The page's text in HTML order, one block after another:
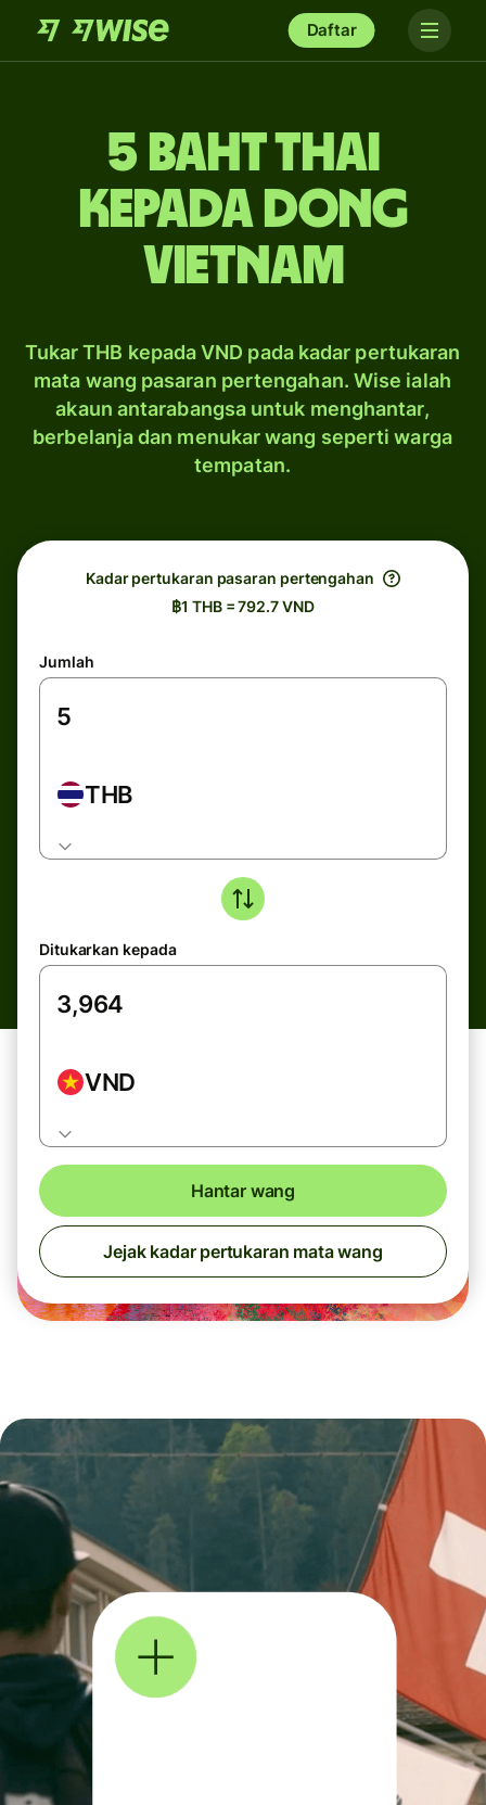
Daftar
5 baht Thai
kepada dong
Vietnam
Tukar THB kepada VND pada kadar pertukaran
mata wang pasaran pertengahan. Wise ialah
akaun antarabangsa untuk menghantar,
berbelanja dan menukar wang seperti warga
tempatan.
Kadar pertukaran pasaran pertengahan
฿1 THB = 792.7 VND
Jumlah
THB
Ditukarkan kepada
VND
Hantar wang
Jejak kadar pertukaran mata wang